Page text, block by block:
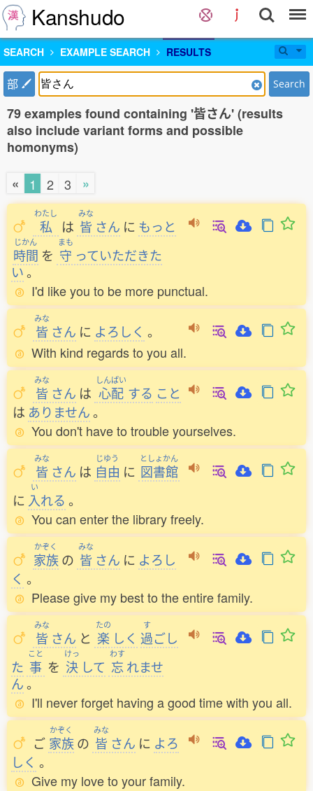
Kanshudo
SEARCH EXAMPLE SEARCH RESULTS
部 Search
79 examples found containing '皆さん' (results
also include variant forms and possible
homonyms)
« 1 2 3 »
わたし
私 は
みな
皆 さん に もっと
じかん
時間 を
まも
守 っていただきた
い。
I'd like you to be more punctual.
みな
皆 さん に よろしく 。
With kind regards to you all.
みな
皆 さん は
しんぱい
心配 する こと
は ありません。
You don't have to trouble yourselves.
みな
皆 さん は
じゆう
自由 に
としょかん
図書館
に
い
入れる 。
You can enter the library freely.
かぞく
家族 の
みな
皆 さん に よろし
く 。
Please give my best to the entire family.
みな
皆 さん と
たの
楽 しく
す
過ごし
た
こと
事 を
けっ
決 して
わす
忘れませ
ん。
I'll never forget having a good time with you all.
ご
かぞく
家族 の
みな
皆 さん に よろ
しく 。
Give my love to your family.